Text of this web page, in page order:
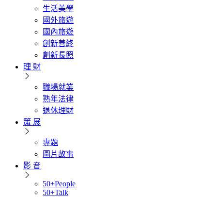
生活美學
國外旅遊
國內旅遊
創新善終
創新長照
理 財
職場就業
熟年法律
退休理財
策 展
專題
圖片故事
影 音
50+People
50+Talk